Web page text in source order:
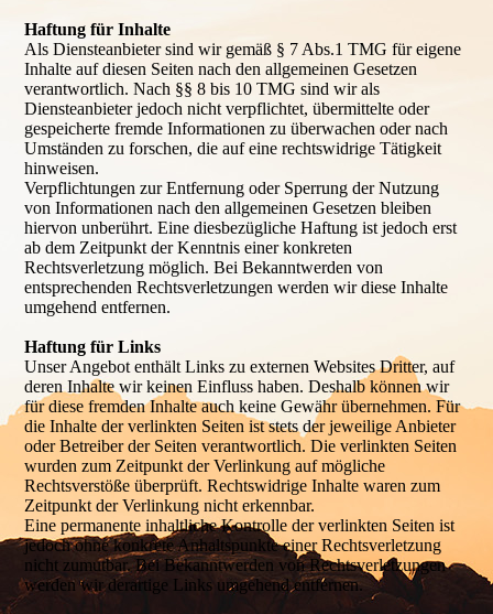
Haftung für Inhalte
Als Diensteanbieter sind wir gemäß § 7 Abs.1 TMG für eigene
Inhalte auf diesen Seiten nach den allgemeinen Gesetzen
verantwortlich. Nach §§ 8 bis 10 TMG sind wir als
Diensteanbieter jedoch nicht verpflichtet, übermittelte oder
gespeicherte fremde Informationen zu überwachen oder nach
Umständen zu forschen, die auf eine rechtswidrige Tätigkeit
hinweisen.
Verpflichtungen zur Entfernung oder Sperrung der Nutzung
von Informationen nach den allgemeinen Gesetzen bleiben
hiervon unberührt. Eine diesbezügliche Haftung ist jedoch erst
ab dem Zeitpunkt der Kenntnis einer konkreten
Rechtsverletzung möglich. Bei Bekanntwerden von
entsprechenden Rechtsverletzungen werden wir diese Inhalte
umgehend entfernen.
Haftung für Links
Unser Angebot enthält Links zu externen Websites Dritter, auf
deren Inhalte wir keinen Einfluss haben. Deshalb können wir
für diese fremden Inhalte auch keine Gewähr übernehmen. Für
die Inhalte der verlinkten Seiten ist stets der jeweilige Anbieter
oder Betreiber der Seiten verantwortlich. Die verlinkten Seiten
wurden zum Zeitpunkt der Verlinkung auf mögliche
Rechtsverstöße überprüft. Rechtswidrige Inhalte waren zum
Zeitpunkt der Verlinkung nicht erkennbar.
Eine permanente inhaltliche Kontrolle der verlinkten Seiten ist
jedoch ohne konkrete Anhaltspunkte einer Rechtsverletzung
nicht zumutbar. Bei Bekanntwerden von Rechtsverletzungen
werden wir derartige Links umgehend entfernen.